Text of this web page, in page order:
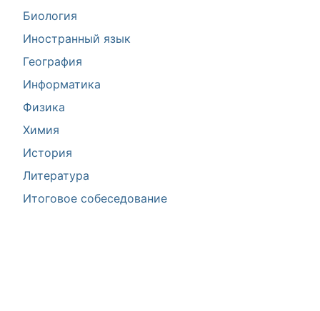
Биология
Иностранный язык
География
Информатика
Физика
Химия
История
Литература
Итоговое собеседование